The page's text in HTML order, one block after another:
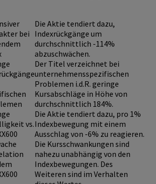
bei
Die Aktie tendiert dazu,
Indexrückgänge um
durchschnittlich -114%
abzuschwächen.
Der Titel verzeichnet bei
unternehmensspezifischen
Problemen i.d.R. geringe
Kursabschläge in Höhe von
durchschnittlich 184%.
vs.
Die Aktie tendiert dazu, pro 1%
Indexbewegung mit einem
Ausschlag von -6% zu reagieren.
Die Kursschwankungen sind
nahezu unabhängig von den
Indexbewegungen. Des
Weiteren sind im Verhalten